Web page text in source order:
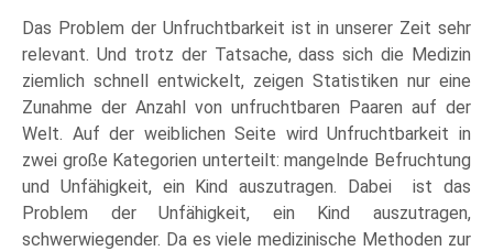
Das Problem der Unfruchtbarkeit ist in unserer Zeit sehr
relevant. Und trotz der Tatsache, dass sich die Medizin
ziemlich schnell entwickelt, zeigen Statistiken nur eine
Zunahme der Anzahl von unfruchtbaren Paaren auf der
Welt. Auf der weiblichen Seite wird Unfruchtbarkeit in
zwei große Kategorien unterteilt: mangelnde Befruchtung
und Unfähigkeit, ein Kind auszutragen. Dabei ist das
Problem der Unfähigkeit, ein Kind auszutragen,
schwerwiegender. Da es viele medizinische Methoden zur